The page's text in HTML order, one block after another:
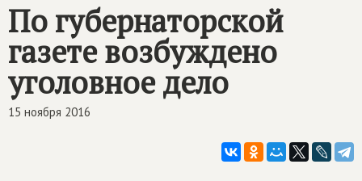
По губернаторской
газете возбуждено
уголовное дело
15 ноября 2016